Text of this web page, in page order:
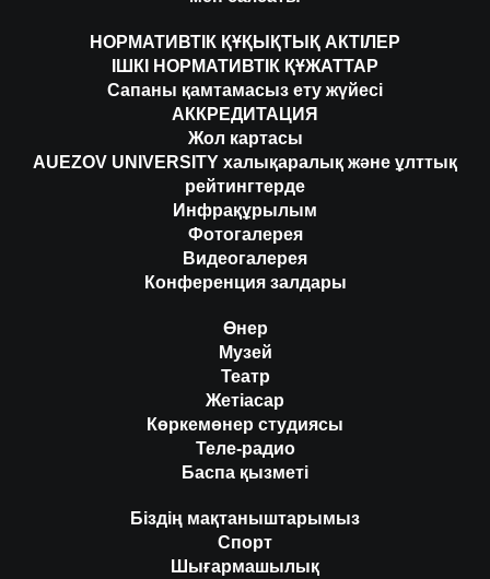
НОРМАТИВТІК ҚҰҚЫҚТЫҚ АКТІЛЕР
ІШКІ НОРМАТИВТІК ҚҰЖАТТАР
Сапаны қамтамасыз ету жүйесі
АККРЕДИТАЦИЯ
Жол картасы
AUEZOV UNIVERSITY халықаралық және ұлттық
рейтингтерде
Инфрақұрылым
Фотогалерея
Видеогалерея
Конференция залдары
Өнер
Музей
Театр
Жетіасар
Көркемөнер студиясы
Теле-радио
Баспа қызметі
Біздің мақтаныштарымыз
Спорт
Шығармашылық